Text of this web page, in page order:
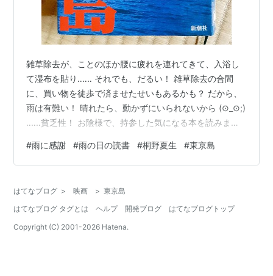
雑草除去が、ことのほか腰に疲れを連れてきて、入浴し
て湿布を貼り‥‥‥ それでも、だるい！ 雑草除去の合間
に、買い物を徒歩で済ませたせいもあるかも？ だから、
雨は有難い！ 晴れたら、動かずにいられないから (⊙_⊙;)
‥‥‥貧乏性！ お陰様で、持参した気になる本を読みまし
で、どんな本？ 無人島に漂着して、人はどう変化してい
くのか？ 怖いほどに様々で、納得。 人が変化していくの
経過と共に、変わっていくそれぞれの人の姿が、滑稽と
ゆうより悲しい。 強いのは、女性。もっと強いのは母性
を育んだ女…
#雨に感謝 #雨の日の読書 #桐野夏生 #東京島
はてなブログ > 映画 > 東京島
はてなブログ タグとは
ヘルプ 開発ブログ
はてなブログトップ
Copyright (C) 2001-2026 Hatena.